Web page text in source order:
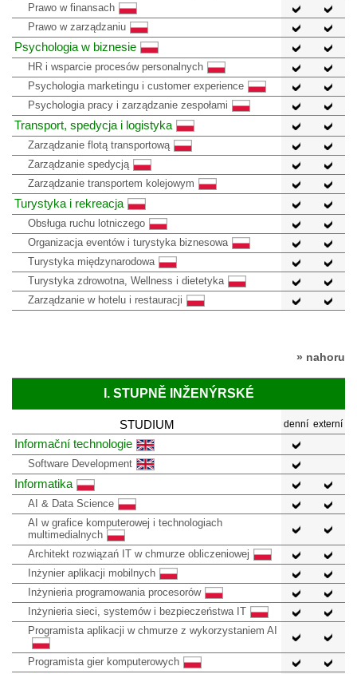
Prawo w finansach
Prawo w zarządzaniu
Psychologia w biznesie
HR i wsparcie procesów personalnych
Psychologia marketingu i customer experience
Psychologia pracy i zarządzanie zespołami
Transport, spedycja i logistyka
Zarządzanie flotą transportową
Zarządzanie spedycją
Zarządzanie transportem kolejowym
Turystyka i rekreacja
Obsługa ruchu lotniczego
Organizacja eventów i turystyka biznesowa
Turystyka międzynarodowa
Turystyka zdrowotna, Wellness i dietetyka
Zarządzanie w hotelu i restauracji
» nahoru
I. STUPNĚ INŽENÝRSKÉ
STUDIUM denní externí
Informační technologie
Software Development
Informatika
AI & Data Science
AI w grafice komputerowej i technologiach
multimedialnych
Architekt rozwiązań IT w chmurze obliczeniowej
Inżynier aplikacji mobilnych
Inżynieria programowania procesorów
Inżynieria sieci, systemów i bezpieczeństwa IT
Programista aplikacji w chmurze z wykorzystaniem AI
Programista gier komputerowych